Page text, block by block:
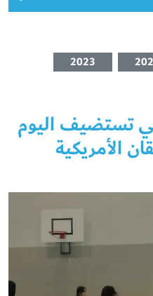
2023
تستضيف اليوم
الأمريكية